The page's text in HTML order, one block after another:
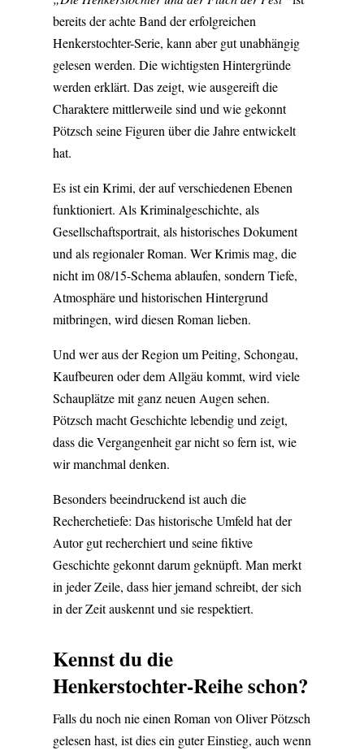
bereits der achte Band der erfolgreichen
Henkerstochter-Serie, kann aber gut unabhängig
gelesen werden. Die wichtigsten Hintergründe
werden erklärt. Das zeigt, wie ausgereift die
Charaktere mittlerweile sind und wie gekonnt
Pötzsch seine Figuren über die Jahre entwickelt
hat.
Es ist ein Krimi, der auf verschiedenen Ebenen
funktioniert. Als Kriminalgeschichte, als
Gesellschaftsportrait, als historisches Dokument
und als regionaler Roman. Wer Krimis mag, die
nicht im 08/15-Schema ablaufen, sondern Tiefe,
Atmosphäre und historischen Hintergrund
mitbringen, wird diesen Roman lieben.
Und wer aus der Region um Peiting, Schongau,
Kaufbeuren oder dem Allgäu kommt, wird viele
Schauplätze mit ganz neuen Augen sehen.
Pötzsch macht Geschichte lebendig und zeigt,
dass die Vergangenheit gar nicht so fern ist, wie
wir manchmal denken.
Besonders beeindruckend ist auch die
Recherchetiefe: Das historische Umfeld hat der
Autor gut recherchiert und seine fiktive
Geschichte gekonnt darum geknüpft. Man merkt
in jeder Zeile, dass hier jemand schreibt, der sich
in der Zeit auskennt und sie respektiert.
Kennst du die
Henkerstochter-Reihe schon?
Falls du noch nie einen Roman von Oliver Pötzsch
gelesen hast, ist dies ein guter Einstieg, auch wenn